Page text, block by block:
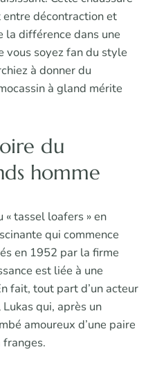
décontraction et
différence dans une
vous soyez fan du style
à donner du
à gland mérite
du
homme
« tassel loafers » en
qui commence
en 1952 par la firme
est liée à une
fait, tout part d’un acteur
qui, après un
amoureux d’une paire
franges.